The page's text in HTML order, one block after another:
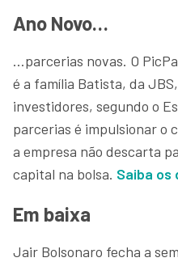
Ano Novo…
…parcerias novas. O
é a família Batista, da
investidores, segundo o
parcerias é impulsionar o
a empresa não descarta
capital na bolsa. Saiba os
Em baixa
Jair Bolsonaro fecha a